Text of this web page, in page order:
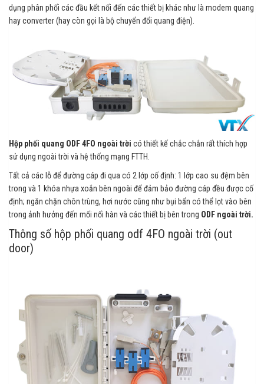
dụng phân phối các đầu kết nối đến các thiết bị khác như là modem quang
hay converter (hay còn gọi là bộ chuyển đổi quang điện).
Hộp phối quang ODF 4FO ngoài trời có thiết kế chắc chắn rất thích hợp
sử dụng ngoài trời và hệ thống mạng FTTH.
Tất cả các lỗ để đường cáp đi qua có 2 lớp cố định: 1 lớp cao su đệm bên
trong và 1 khóa nhựa xoắn bên ngoài để đảm bảo đường cáp đều được cố
định; ngăn chặn chôn trùng, hơi nước cũng như bụi bẩn có thể lọt vào bên
trong ảnh hưởng đến mối nối hàn và các thiết bị bên trong ODF ngoài trời.
Thông số hộp phối quang odf 4FO ngoài trời (out
door)